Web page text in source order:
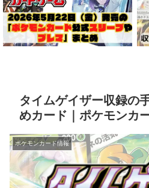
タイムゲイザー収録の
めカード｜ポケモンカ
ポケモンカード情報